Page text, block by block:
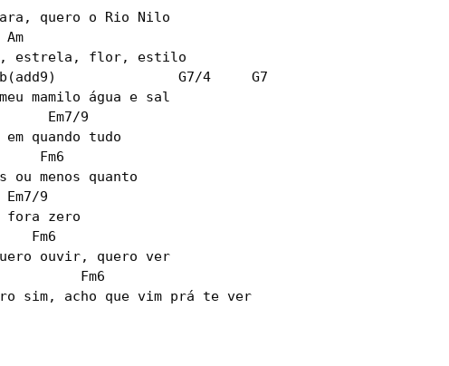
quero o Rio Nilo
Am
estrela, flor, estilo
G7/4     G7
mamilo água e sal
Em7/9
quando tudo
Fm6
ou menos quanto
9
fora zero
Fm6
ouvir, quero ver
Fm6
sim, acho que vim prá te ver